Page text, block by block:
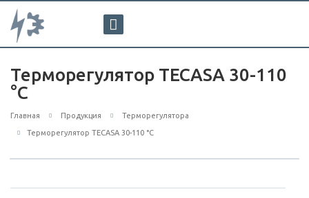
Терморегулятор TECASA 30-110
°С
Главная Продукция Терморегулятора
Терморегулятор TECASA 30-110 °С